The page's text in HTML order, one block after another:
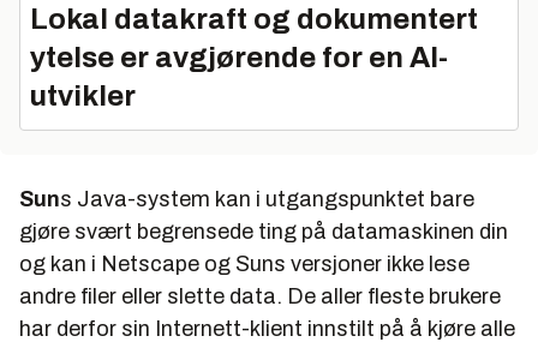
Lokal datakraft og dokumentert
ytelse er avgjørende for en AI-
utvikler
Suns Java-system kan i utgangspunktet bare
gjøre svært begrensede ting på datamaskinen din
og kan i Netscape og Suns versjoner ikke lese
andre filer eller slette data. De aller fleste brukere
har derfor sin Internett-klient innstilt på å kjøre alle